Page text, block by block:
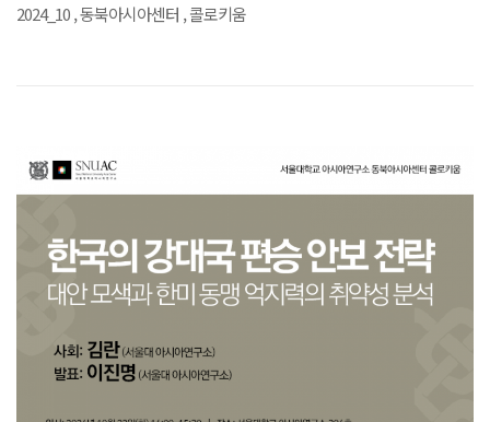
2024_10,동북아시아센터 ,콜로키움